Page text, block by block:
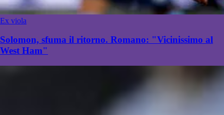
Ex viola
Solomon, sfuma il ritorno. Romano: "Vicinissimo al
West Ham"